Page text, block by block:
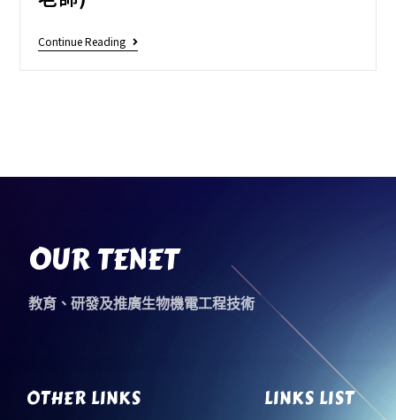
Continue Reading
LINKS LIST
OTHER LINKS
OUR TENET
教育、研發及推廣生物機電工程技術